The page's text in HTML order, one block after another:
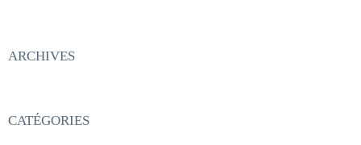
ARCHIVES
CATÉGORIES